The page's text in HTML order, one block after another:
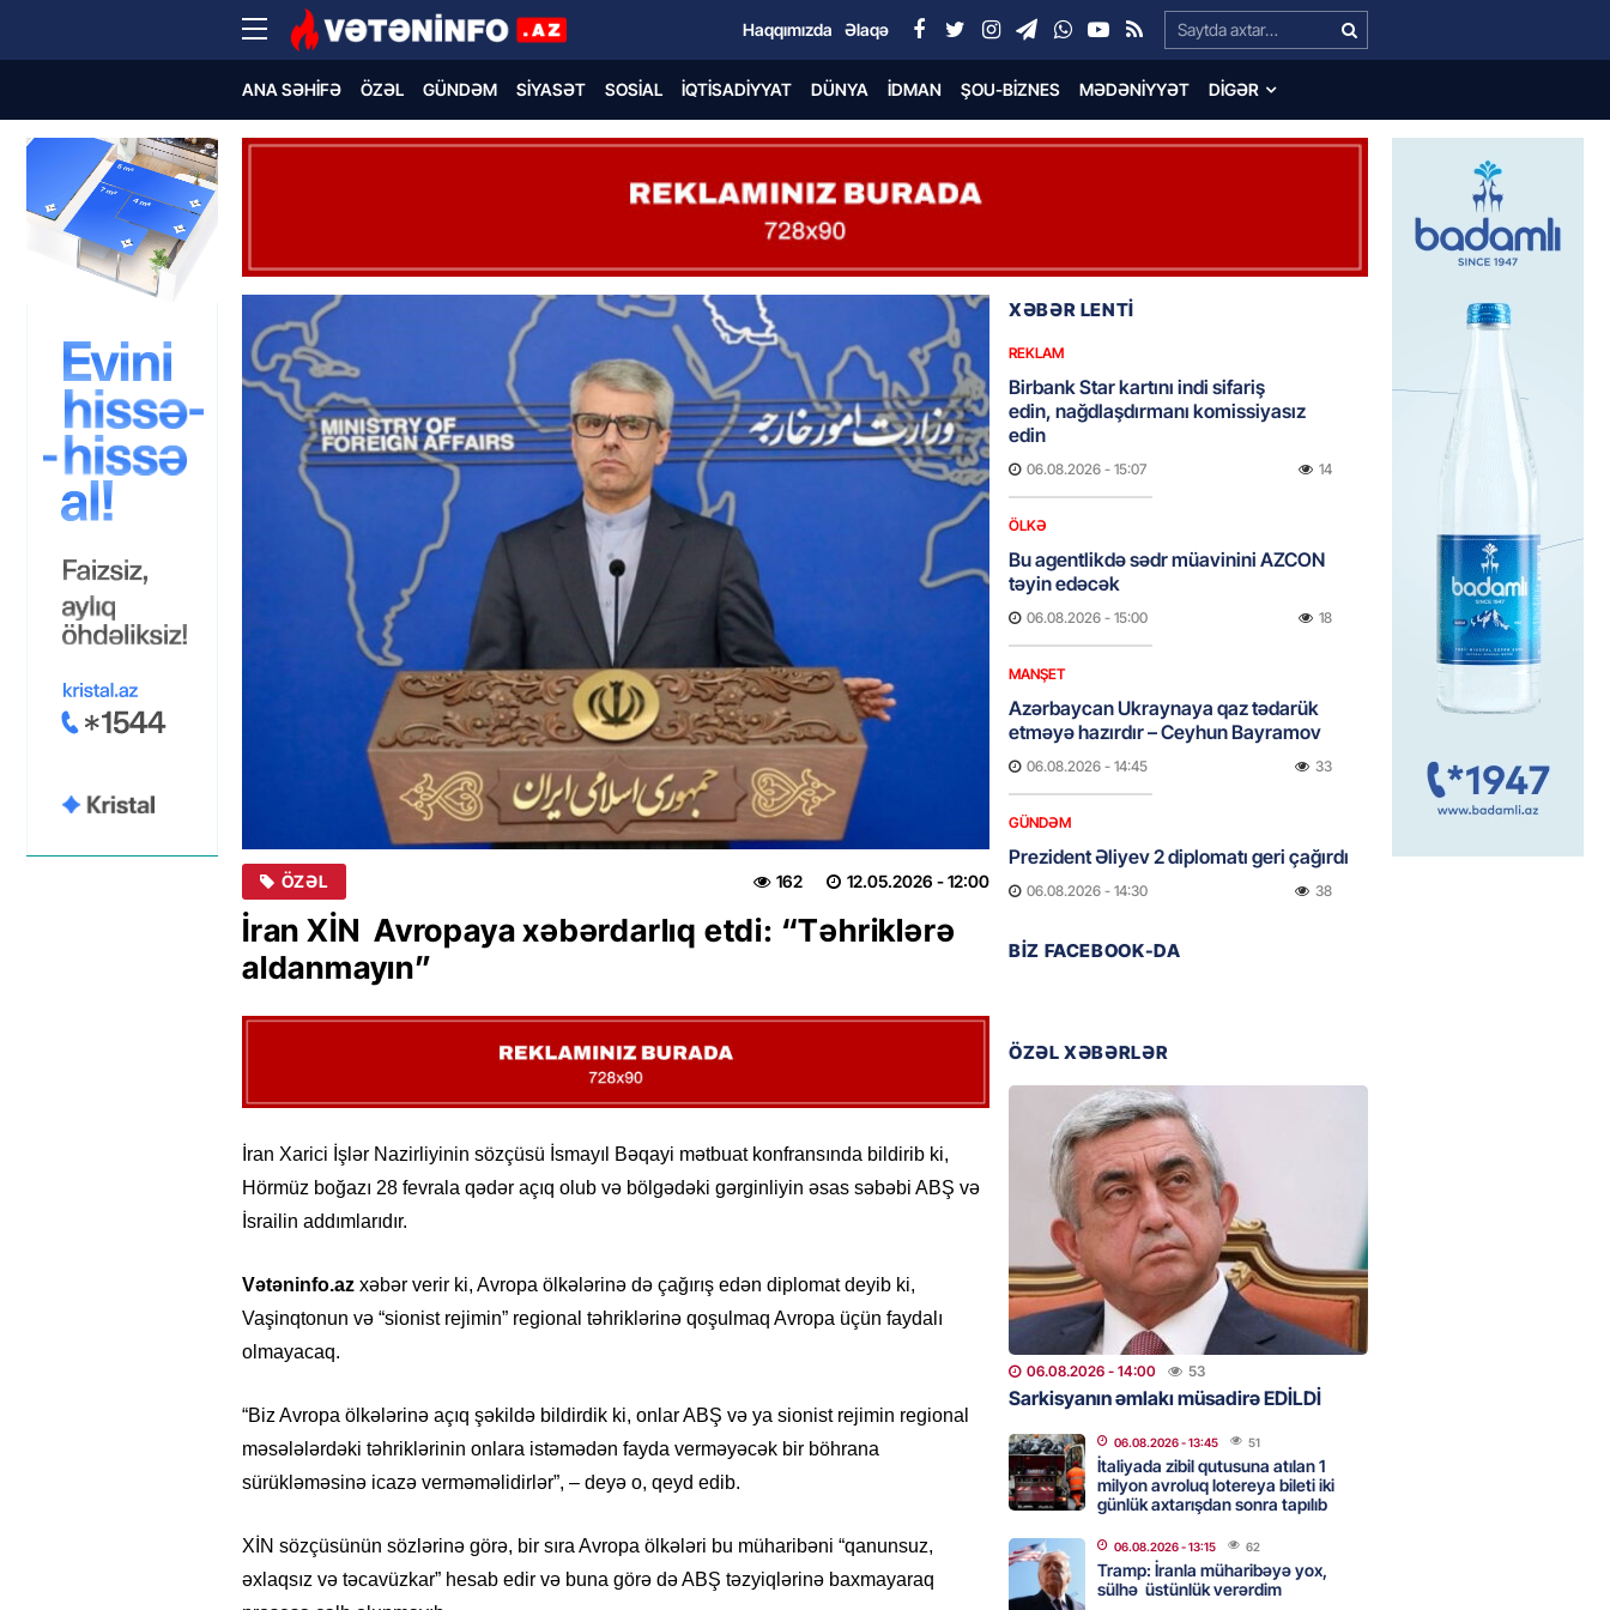
Search…
Haqqımızda Əlaqə
ANA SƏHIFƏ ÖZƏL GÜNDƏM SIYASƏT SOSIAL İQTISADIYYAT DÜNYA İDMAN ŞOU-BIZNES MƏDƏNIYYƏT DIGƏR
ÖZƏL 12.05.2026 - 12:00
162
İran XİN Avropaya xəbərdarlıq etdi: “Təhriklərə
aldanmayın”
İran Xarici İşlər Nazirliyinin sözçüsü İsmayıl Bəqayi mətbuat konfransında bildirib ki,
Hörmüz boğazı 28 fevrala qədər açıq olub və bölgədəki gərginliyin əsas səbəbi ABŞ və
İsrailin addımlarıdır.
Vətəninfo.az xəbər verir ki, Avropa ölkələrinə də çağırış edən diplomat deyib ki,
Vaşinqtonun və “sionist rejimin” regional təhriklərinə qoşulmaq Avropa üçün faydalı
olmayacaq.
“Biz Avropa ölkələrinə açıq şəkildə bildirdik ki, onlar ABŞ və ya sionist rejimin regional
məsələlərdəki təhriklərinin onlara istəmədən fayda verməyəcək bir böhrana
sürükləməsinə icazə verməməlidirlər”, – deyə o, qeyd edib.
XİN sözçüsünün sözlərinə görə, bir sıra Avropa ölkələri bu müharibəni “qanunsuz,
əxlaqsız və təcavüzkar” hesab edir və buna görə də ABŞ təzyiqlərinə baxmayaraq
XƏBƏR LENTİ
REKLAM
Birbank Star kartını indi sifariş
edin, nağdlaşdırmanı komissiyasız
edin
06.08.2026 - 15:07 14
ÖLKƏ
Bu agentlikdə sədr müavinini AZCON
təyin edəcək
06.08.2026 - 15:00 18
MANŞET
Azərbaycan Ukraynaya qaz tədarük
etməyə hazırdır – Ceyhun Bayramov
06.08.2026 - 14:45 33
GÜNDƏM
Prezident Əliyev 2 diplomatı geri çağırdı
06.08.2026 - 14:30 38
GÜNDƏM
Sarkisyanın əmlakı müsadirə EDİLDİ
06.08.2026- 14:00
MANŞET
İtaliyada zibil qutusuna atılan 1 milyon
avroluq lotereya bileti iki günlük
axtarışdan sonra tapılıb
06.08.2026- 13:45 51
HADISƏ
ÖLDÜ
06.08.2026- 13:30 63
BANNER
Tramp: İranla müharibəyə yox, sülhə
üstünlük verərdim
BIZ FACEBOOK-DA
ÖZƏL XƏBƏRLƏR
06.08.2026 - 14:00 53
Sarkisyanın əmlakı müsadirə EDİLDİ
06.08.2026- 13:45 51
İtaliyada zibil qutusuna atılan 1
milyon avroluq lotereya bileti iki
günlük axtarışdan sonra tapılıb
06.08.2026- 13:15 62
Tramp: İranla müharibəyə yox,
sülhə üstünlük verərdim